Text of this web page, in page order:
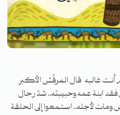
أنت غالبه قال المرقِّش الأكبر
ابنة عمه وحبيبته.. شدّ رحال
لأجله.. استمعوا إلى الحلقة